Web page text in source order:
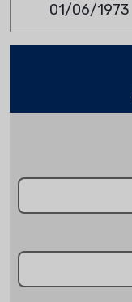
01/06/1973